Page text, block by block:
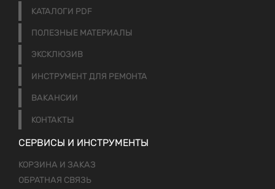
КАТАЛОГИ PDF
ПОЛЕЗНЫЕ МАТЕРИАЛЫ
ЭКСКЛЮЗИВ
ИНСТРУМЕНТ ДЛЯ РЕМОНТА
ВАКАНСИИ
КОНТАКТЫ
СЕРВИСЫ И ИНСТРУМЕНТЫ
КОРЗИНА И ЗАКАЗ
ОБРАТНАЯ СВЯЗЬ